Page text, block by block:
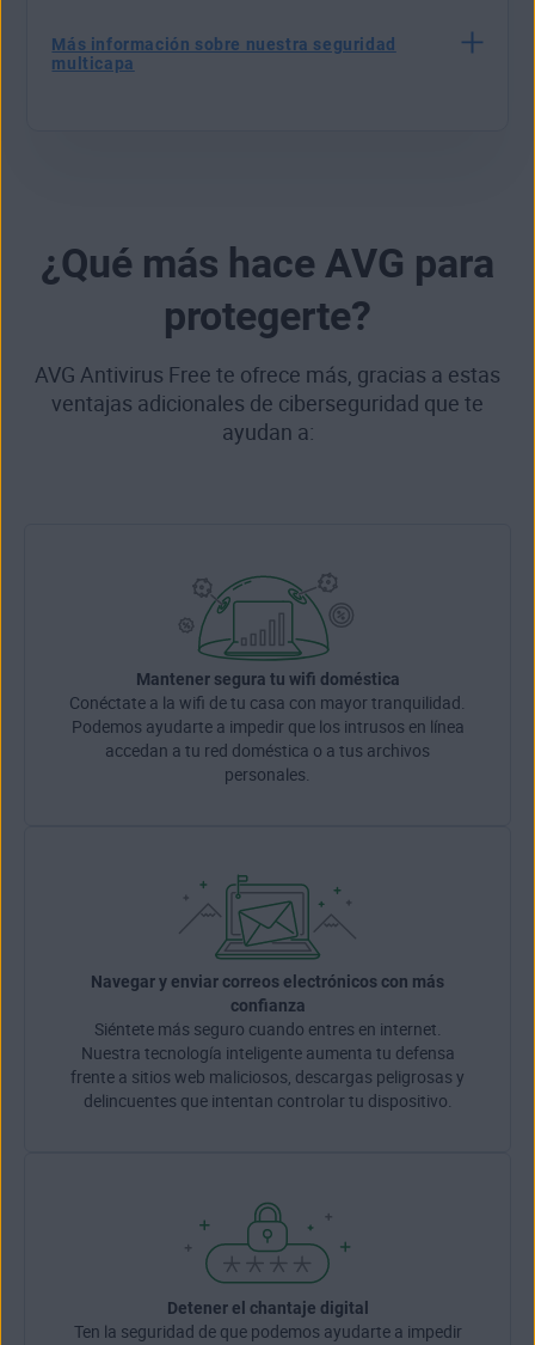
Más información sobre nuestra seguridad
multicapa
¿Qué más hace AVG para
protegerte?
AVG Antivirus Free te ofrece más, gracias a estas
ventajas adicionales de ciberseguridad que te
ayudan a:
Mantener segura tu wifi doméstica
Conéctate a la wifi de tu casa con mayor tranquilidad.
Podemos ayudarte a impedir que los intrusos en línea
accedan a tu red doméstica o a tus archivos
personales.
Navegar y enviar correos electrónicos con más
confianza
Siéntete más seguro cuando entres en internet.
Nuestra tecnología inteligente aumenta tu defensa
frente a sitios web maliciosos, descargas peligrosas y
delincuentes que intentan controlar tu dispositivo.
Detener el chantaje digital
Ten la seguridad de que podemos ayudarte a impedir